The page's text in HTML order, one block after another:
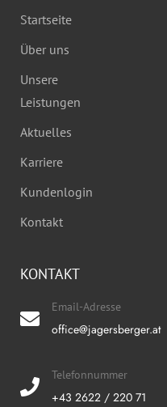
Startseite
Über uns
Unsere
Leistungen
Aktuelles
Karriere
Kundenlogin
Kontakt
KONTAKT
Email-Adresse
office@jagersberger.at
Telefonnummer
+43 2622 / 220 71